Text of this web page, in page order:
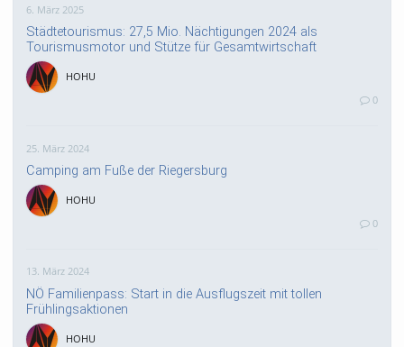
6. März 2025
Städtetourismus: 27,5 Mio. Nächtigungen 2024 als
Tourismusmotor und Stütze für Gesamtwirtschaft
HOHU
0
25. März 2024
Camping am Fuße der Riegersburg
HOHU
0
13. März 2024
NÖ Familienpass: Start in die Ausflugszeit mit tollen
Frühlingsaktionen
HOHU